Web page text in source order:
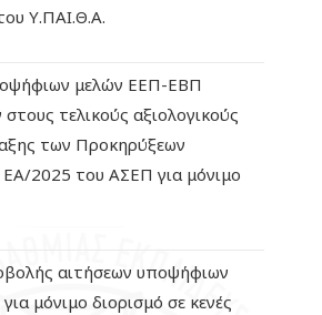
Υ.ΠΑΙ.Θ.Α.
μελών ΕΕΠ-ΕΒΠ
τελικούς αξιολογικούς
των Προκηρύξεων
2025 του ΑΣΕΠ για μόνιμο
αιτήσεων υποψήφιων
μόνιμο διορισμό σε κενές